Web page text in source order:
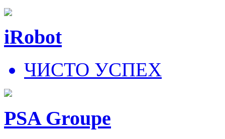
iRobot
ЧИСТО УСПЕХ
PSA Groupe